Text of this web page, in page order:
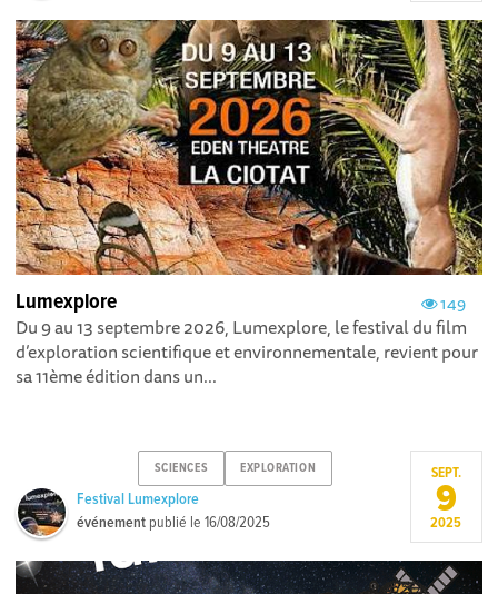
149
Lumexplore
Du 9 au 13 septembre 2026, Lumexplore, le festival du film
d’exploration scientifique et environnementale, revient pour
sa 11ème édition dans un...
SCIENCES EXPLORATION
Festival Lumexplore
événement publié le16/08/2025
SEPT.
9
2025